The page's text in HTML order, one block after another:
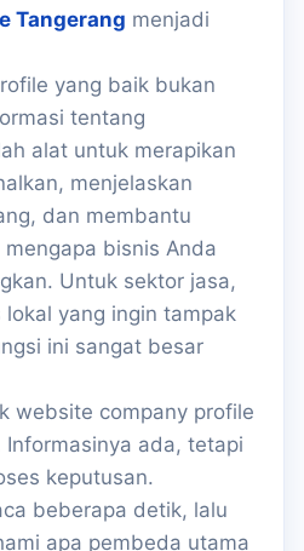
Tangerang menjadi
yang baik bukan
tentang
alat untuk merapikan
menjelaskan
dan membantu
bisnis Anda
Untuk sektor jasa,
yang ingin tampak
ini sangat besar
website company profile
ada, tetapi
keputusan.
beberapa detik, lalu
apa pembeda utama